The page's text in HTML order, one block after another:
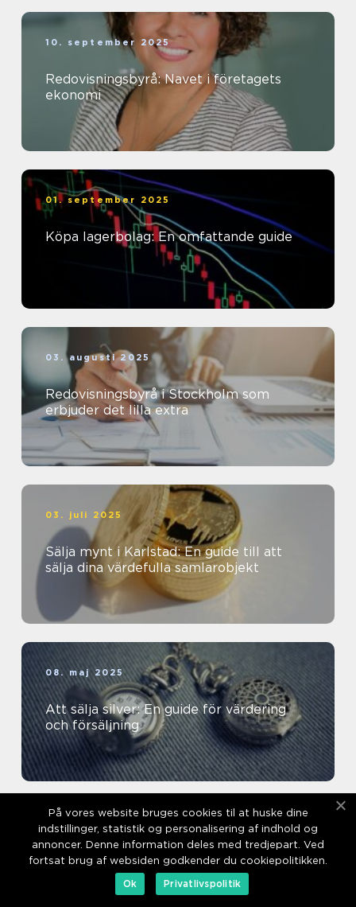
10. september 2025
Redovisningsbyrå: Navet i företagets
ekonomi
01. september 2025
Köpa lagerbolag: En omfattande guide
03. augusti 2025
Redovisningsbyrå i Stockholm som
erbjuder det lilla extra
03. juli 2025
Sälja mynt i Karlstad: En guide till att
sälja dina värdefulla samlarobjekt
08. maj 2025
Att sälja silver: En guide för värdering
och försäljning
03. maj 2025
Färgborttagning: En omfattande
På vores website bruges cookies til at huske dine
indstillinger, statistik og personalisering af indhold og
annoncer. Denne information deles med tredjepart. Ved
fortsat brug af websiden godkender du cookiepolitikken.
Ok
Privatlivspolitik